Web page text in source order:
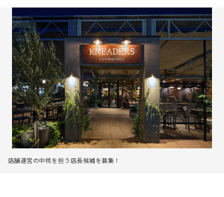
店舗運営の中核を担う店長候補を募集！